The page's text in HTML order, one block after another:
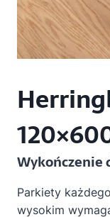
Wykończenie
Parkiety
wysokim